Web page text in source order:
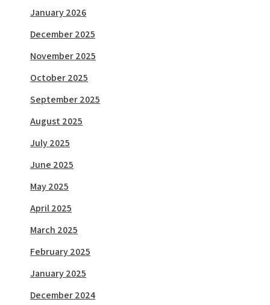
January 2026
December 2025
November 2025
October 2025
September 2025
August 2025
July 2025
June 2025
May 2025
April 2025
March 2025
February 2025
January 2025
December 2024